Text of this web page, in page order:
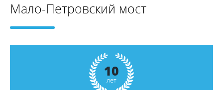
Мало-Петровский мост
10
лет